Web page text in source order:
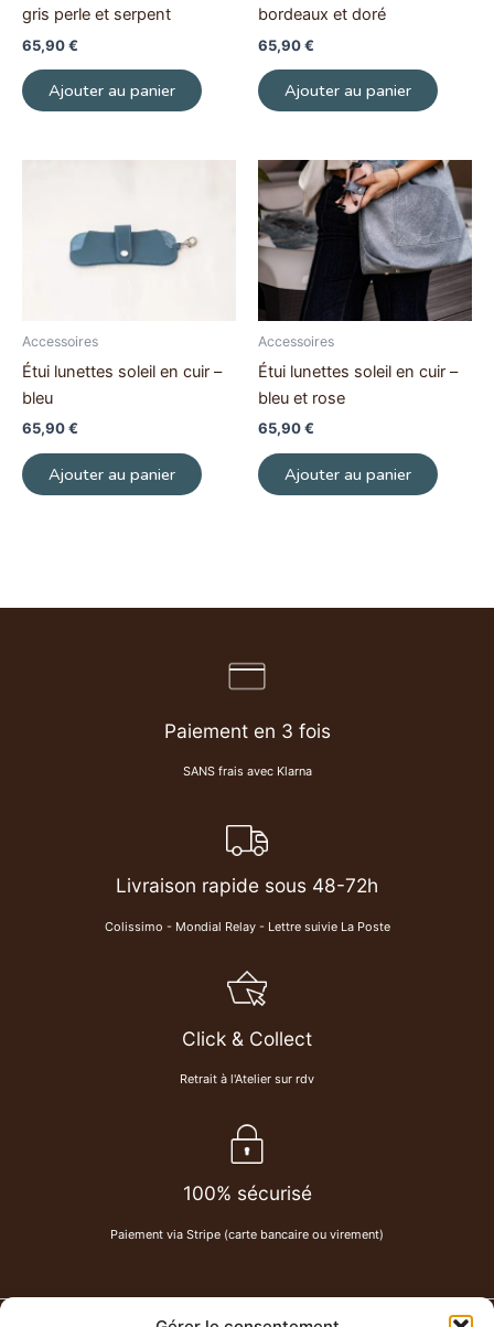
gris perle et serpent
65,90€
Ajouter au panier
bordeaux et doré
65,90€
Ajouter au panier
Accessoires
Étui lunettes soleil en cuir –
bleu
65,90€
Ajouter au panier
Accessoires
Étui lunettes soleil en cuir –
bleu et rose
65,90€
Ajouter au panier
Paiement en 3 fois
SANS frais avec Klarna
Livraison rapide sous 48-72h
Colissimo - Mondial Relay - Lettre suivie La Poste
Click & Collect
Retrait à l'Atelier sur rdv
100% sécurisé
Paiement via Stripe (carte bancaire ou virement)